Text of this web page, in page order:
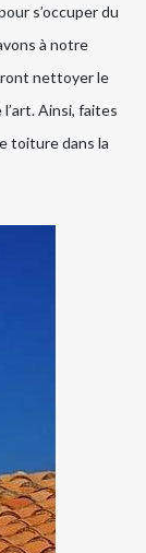
s’occuper du
à notre
nettoyer le
Ainsi, faites
toiture dans la